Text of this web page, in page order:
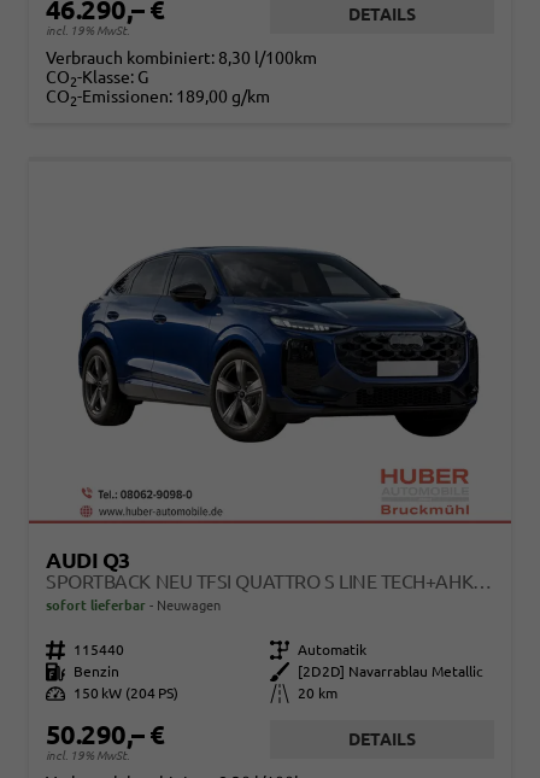
46.290,– €
incl. 19% MwSt.
DETAILS
Verbrauch kombiniert: 8,30 l/100km
CO2-Klasse: G
CO2-Emissionen: 189,00 g/km
AUDI Q3
SPORTBACK NEU TFSI QUATTRO S LINE TECH+AHK+ALU19+LEDPLUS+KLIMAPLUS+EXTSCHWARZ
sofort lieferbar Neuwagen
Fahrzeugnr. 115440 Getriebe Automatik
Kraftstoff
Benzin Außenfarbe
[2D2D] Navarrablau Metallic
Leistung
150 kW (204 PS) Kilometerstand 20 km
50.290,– €
incl. 19% MwSt.
DETAILS